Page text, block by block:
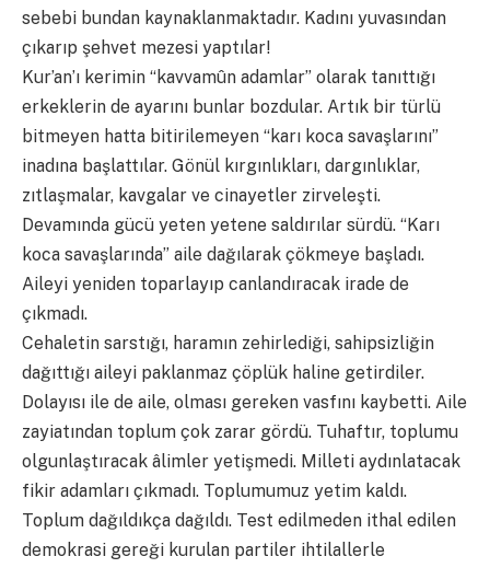
sebebi bundan kaynaklanmaktadır. Kadını yuvasından
çıkarıp şehvet mezesi yaptılar!
Kur’an’ı kerimin “kavvamûn adamlar” olarak tanıttığı
erkeklerin de ayarını bunlar bozdular. Artık bir türlü
bitmeyen hatta bitirilemeyen “karı koca savaşlarını”
inadına başlattılar. Gönül kırgınlıkları, dargınlıklar,
zıtlaşmalar, kavgalar ve cinayetler zirveleşti.
Devamında gücü yeten yetene saldırılar sürdü. “Karı
koca savaşlarında” aile dağılarak çökmeye başladı.
Aileyi yeniden toparlayıp canlandıracak irade de
çıkmadı.
Cehaletin sarstığı, haramın zehirlediği, sahipsizliğin
dağıttığı aileyi paklanmaz çöplük haline getirdiler.
Dolayısı ile de aile, olması gereken vasfını kaybetti. Aile
zayiatından toplum çok zarar gördü. Tuhaftır, toplumu
olgunlaştıracak âlimler yetişmedi. Milleti aydınlatacak
fikir adamları çıkmadı. Toplumumuz yetim kaldı.
Toplum dağıldıkça dağıldı. Test edilmeden ithal edilen
demokrasi gereği kurulan partiler ihtilallerle